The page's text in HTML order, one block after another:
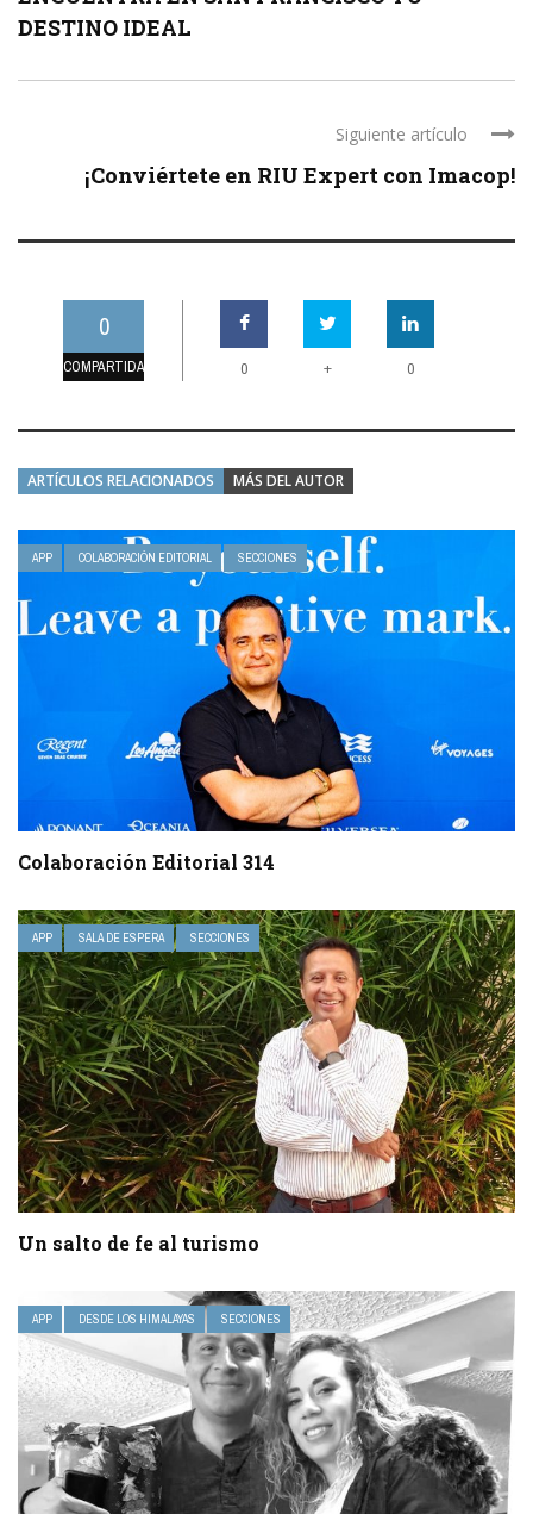
DESTINO IDEAL
Siguiente artículo
¡Conviértete en RIU Expert con Imacop!
0
COMPARTIDAS 0 + 0
ARTÍCULOS RELACIONADOS MÁS DEL AUTOR
APP COLABORACIÓN EDITORIAL SECCIONES
Colaboración Editorial 314
APP SALA DE ESPERA SECCIONES
Un salto de fe al turismo
APP DESDE LOS HIMALAYAS SECCIONES